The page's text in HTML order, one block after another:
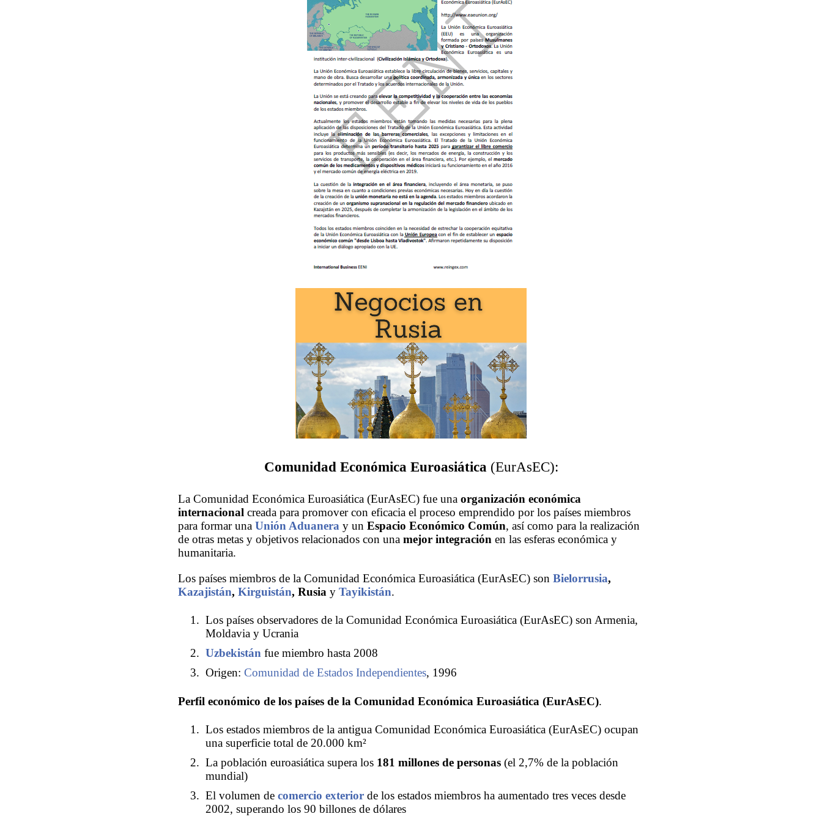
Comunidad Económica Euroasiática(EurAsEC):
La Comunidad Económica Euroasiática (EurAsEC) fue una organización económica
internacional creada para promover con eficacia el proceso emprendido por los países miembros
para formar una Unión Aduanera y un Espacio Económico Común, así como para la realización
de otras metas y objetivos relacionados con una mejor integración en las esferas económica y
humanitaria.
Los países miembros de la Comunidad Económica Euroasiática (EurAsEC) son Bielorrusia,
Kazajistán, Kirguistán, Rusia y Tayikistán.
Los países observadores de la Comunidad Económica Euroasiática (EurAsEC) son Armenia,
Moldavia y Ucrania
Uzbekistán fue miembro hasta 2008
Origen: Comunidad de Estados Independientes, 1996
Perfil económico de los países de la Comunidad Económica Euroasiática (EurAsEC).
Los estados miembros de la antigua Comunidad Económica Euroasiática (EurAsEC) ocupan
una superficie total de 20.000 km²
La población euroasiática supera los 181 millones de personas (el 2,7% de la población
mundial)
El volumen de comercio exterior de los estados miembros ha aumentado tres veces desde
2002, superando los 90 billones de dólares